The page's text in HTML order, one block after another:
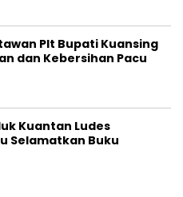
Plt Bupati Kuansing
dan Kebersihan Pacu
Kuantan Ludes
Selamatkan Buku